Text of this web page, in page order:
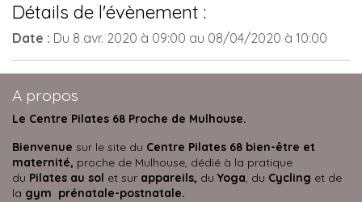
Détails de l'évènement :
Date : Du 8 avr. 2020 à 09:00 au 08/04/2020 à 10:00
A propos
Le Centre Pilates 68 Proche de Mulhouse.
Bienvenue sur le site du Centre Pilates 68 bien-être et
maternité, proche de Mulhouse, dédié à la pratique
du Pilates au sol et sur appareils, du Yoga, du Cycling et de
la gym prénatale-postnatale.